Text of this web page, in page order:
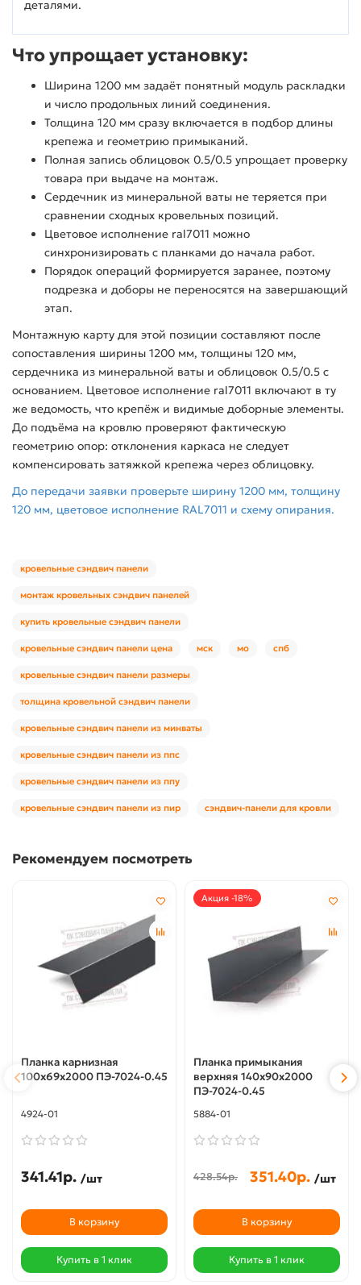
деталями.
Что упрощает установку:
Ширина 1200 мм задаёт понятный модуль раскладки
и число продольных линий соединения.
Толщина 120 мм сразу включается в подбор длины
крепежа и геометрию примыканий.
Полная запись облицовок 0.5/0.5 упрощает проверку
товара при выдаче на монтаж.
Сердечник из минеральной ваты не теряется при
сравнении сходных кровельных позиций.
Цветовое исполнение ral7011 можно
синхронизировать с планками до начала работ.
Порядок операций формируется заранее, поэтому
подрезка и доборы не переносятся на завершающий
этап.
Монтажную карту для этой позиции составляют после
сопоставления ширины 1200 мм, толщины 120 мм,
сердечника из минеральной ваты и облицовок 0.5/0.5 с
основанием. Цветовое исполнение ral7011 включают в ту
же ведомость, что крепёж и видимые доборные элементы.
До подъёма на кровлю проверяют фактическую
геометрию опор: отклонения каркаса не следует
компенсировать затяжкой крепежа через облицовку.
До передачи заявки проверьте ширину 1200 мм, толщину
120 мм, цветовое исполнение RAL7011 и схему опирания.
кровельные сэндвич панели
монтаж кровельных сэндвич панелей
купить кровельные сэндвич панели
кровельные сэндвич панели цена мск мо спб
кровельные сэндвич панели размеры
толщина кровельной сэндвич панели
кровельные сэндвич панели из минваты
кровельные сэндвич панели из ппс
кровельные сэндвич панели из ппу
кровельные сэндвич панели из пир сэндвич-панели для кровли
Рекомендуем посмотреть
Планка карнизная
100х69х2000 ПЭ-7024-0.45
4924-01
341.41р. /шт
В корзину
Купить в 1 клик
Акция -18%
Планка примыкания
верхняя 140х90х2000
ПЭ-7024-0.45
5884-01
428.54р. 351.40р. /шт
В корзину
Купить в 1 клик